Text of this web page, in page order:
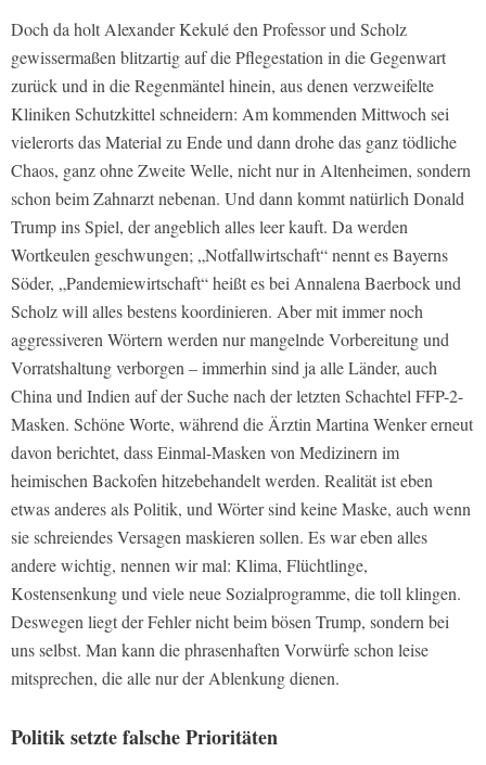
Doch da holt Alexander Kekulé den Professor und Scholz
gewissermaßen blitzartig auf die Pflegestation in die Gegenwart
zurück und in die Regenmäntel hinein, aus denen verzweifelte
Kliniken Schutzkittel schneidern: Am kommenden Mittwoch sei
vielerorts das Material zu Ende und dann drohe das ganz tödliche
Chaos, ganz ohne Zweite Welle, nicht nur in Altenheimen, sondern
schon beim Zahnarzt nebenan. Und dann kommt natürlich Donald
Trump ins Spiel, der angeblich alles leer kauft. Da werden
Wortkeulen geschwungen; „Notfallwirtschaft“ nennt es Bayerns
Söder, „Pandemiewirtschaft“ heißt es bei Annalena Baerbock und
Scholz will alles bestens koordinieren. Aber mit immer noch
aggressiveren Wörtern werden nur mangelnde Vorbereitung und
Vorratshaltung verborgen – immerhin sind ja alle Länder, auch
China und Indien auf der Suche nach der letzten Schachtel FFP-2-
Masken. Schöne Worte, während die Ärztin Martina Wenker erneut
davon berichtet, dass Einmal-Masken von Medizinern im
heimischen Backofen hitzebehandelt werden. Realität ist eben
etwas anderes als Politik, und Wörter sind keine Maske, auch wenn
sie schreiendes Versagen maskieren sollen. Es war eben alles
andere wichtig, nennen wir mal: Klima, Flüchtlinge,
Kostensenkung und viele neue Sozialprogramme, die toll klingen.
Deswegen liegt der Fehler nicht beim bösen Trump, sondern bei
uns selbst. Man kann die phrasenhaften Vorwürfe schon leise
mitsprechen, die alle nur der Ablenkung dienen.
Politik setzte falsche Prioritäten